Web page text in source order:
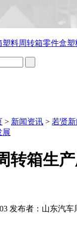
塑料周转箱零件盒塑
> 新闻资讯 > 若贤新
展
转箱生
发布者：山东汽